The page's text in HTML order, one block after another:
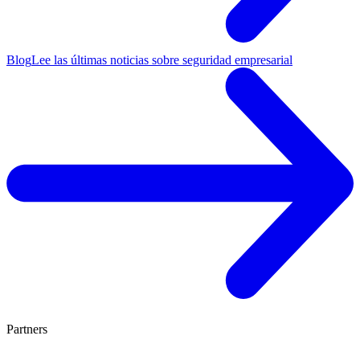
BlogLee las últimas noticias sobre seguridad empresarial
Partners